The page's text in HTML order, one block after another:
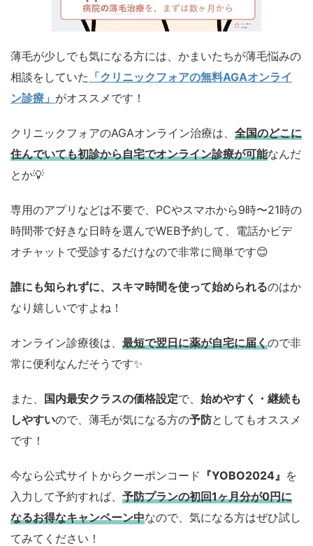
薄毛が少しでも気になる方には、かまいたちが薄毛悩みの
相談をしていた 「クリニックフォアの無料AGAオンライ
ン診療」 がオススメです！
クリニックフォアのAGAオンライン治療は、 全国のどこに
住んでいても初診から自宅でオンライン診療が可能なんだ
とか💡
専用のアプリなどは不要で、PCやスマホから9時〜21時の
時間帯で好きな日時を選んでWEB予約して、電話かビデ
オチャットで受診するだけなので非常に簡単です😊
誰にも知られずに、スキマ時間を使って始められるのはか
なり嬉しいですよね！
オンライン診療後は、 最短で翌日に薬が自宅に届くので非
常に便利なんだそうです✨
また、 国内最安クラスの価格設定で、 始めやすく・継続も
しやすいので、薄毛が気になる方の予防としてもオススメ
です！
今なら公式サイトからクーポンコード 『YOBO2024』 を
入力して予約すれば、 予防プランの初回1ヶ月分が0円に
なるお得なキャンペーン中なので、気になる方はぜひ試し
てみてください！